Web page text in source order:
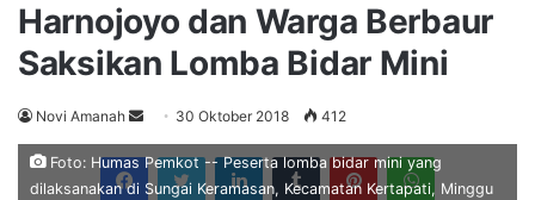
Harnojoyo dan Warga Berbaur
Saksikan Lomba Bidar Mini
Novi Amanah
Send
an
email
30 Oktober 2018 412
FacebookTwitterLinkedInTumblrPinterestWhatsApp
Foto: Humas Pemkot -- Peserta lomba bidar mini yang
dilaksanakan di Sungai Keramasan, Kecamatan Kertapati, Minggu